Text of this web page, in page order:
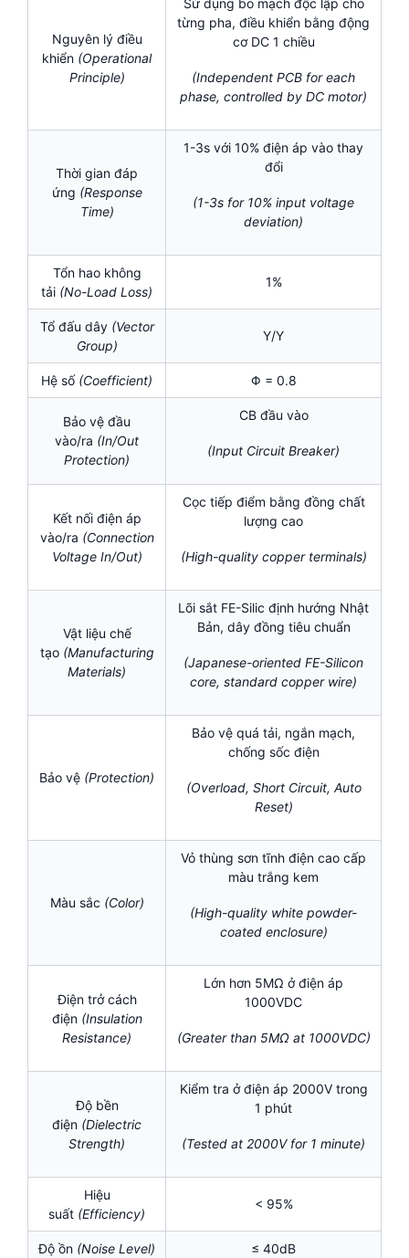
Nguyên lý điều
khiển (Operational
Principle)
Sử dụng bo mạch độc lập cho
từng pha, điều khiển bằng động
cơ DC 1 chiều
(Independent PCB for each
phase, controlled by DC motor)
Thời gian đáp
ứng (Response
Time)
1-3s với 10% điện áp vào thay
đổi
(1-3s for 10% input voltage
deviation)
Tổn hao không
tải (No-Load Loss)
1%
Tổ đấu dây (Vector
Group)
Y/Y
Hệ số (Coefficient) Φ = 0.8
Bảo vệ đầu
vào/ra (In/Out
Protection)
CB đầu vào
(Input Circuit Breaker)
Kết nối điện áp
vào/ra (Connection
Voltage In/Out)
Cọc tiếp điểm bằng đồng chất
lượng cao
(High-quality copper terminals)
Vật liệu chế
tạo (Manufacturing
Materials)
Lõi sắt FE-Silic định hướng Nhật
Bản, dây đồng tiêu chuẩn
(Japanese-oriented FE-Silicon
core, standard copper wire)
Bảo vệ (Protection)
Bảo vệ quá tải, ngắn mạch,
chống sốc điện
(Overload, Short Circuit, Auto
Reset)
Màu sắc (Color)
Vỏ thùng sơn tĩnh điện cao cấp
màu trắng kem
(High-quality white powder-
coated enclosure)
Điện trở cách
điện(Insulation
Resistance)
Lớn hơn 5MΩ ở điện áp
1000VDC
(Greater than 5MΩ at 1000VDC)
Độ bền
điện (Dielectric
Strength)
Kiểm tra ở điện áp 2000V trong
1 phút
(Tested at 2000V for 1 minute)
Hiệu
suất (Efficiency)
< 95%
Độ ồn (Noise Level) ≤ 40dB